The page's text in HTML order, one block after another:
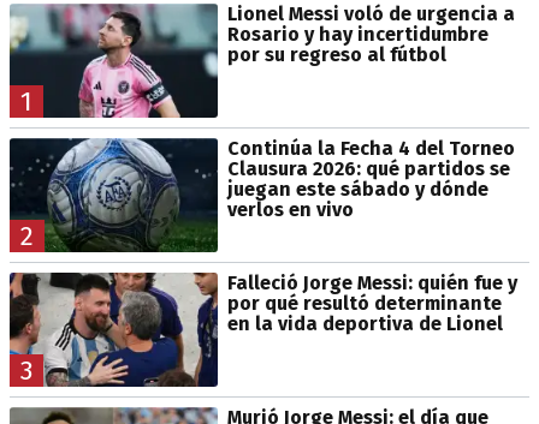
1
Lionel Messi voló de urgencia a
Rosario y hay incertidumbre
por su regreso al fútbol
2
Continúa la Fecha 4 del Torneo
Clausura 2026: qué partidos se
juegan este sábado y dónde
verlos en vivo
3
Falleció Jorge Messi: quién fue y
por qué resultó determinante
en la vida deportiva de Lionel
Murió Jorge Messi: el día que